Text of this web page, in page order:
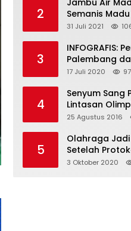
2
Jambu Air
Semanis
31 Juli 2021
3
INFOGRAFIS:
Palembang
yang
17 Juli 2020
4
Senyum Sang
Lintasan
25 Agustus 2016
5
Olahraga
Setelah
3 Oktober 2020